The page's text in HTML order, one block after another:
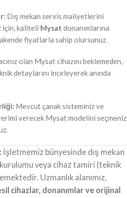
Dış mekan servis maliyetlerini
için, kaliteli Mysat donanımlarına
fiyatlarla sahip olursunuz.
olan Mysat cihazını beklemeden,
detaylarını inceleyerek anında
Mevcut çanak sisteminiz ve
verecek Mysat modelini seçmeniz
İşletmemiz bünyesinde dış mekan
veya cihaz tamiri (teknik
Uzmanlık alanımız,
cihazlar, donanımlar ve orijinal